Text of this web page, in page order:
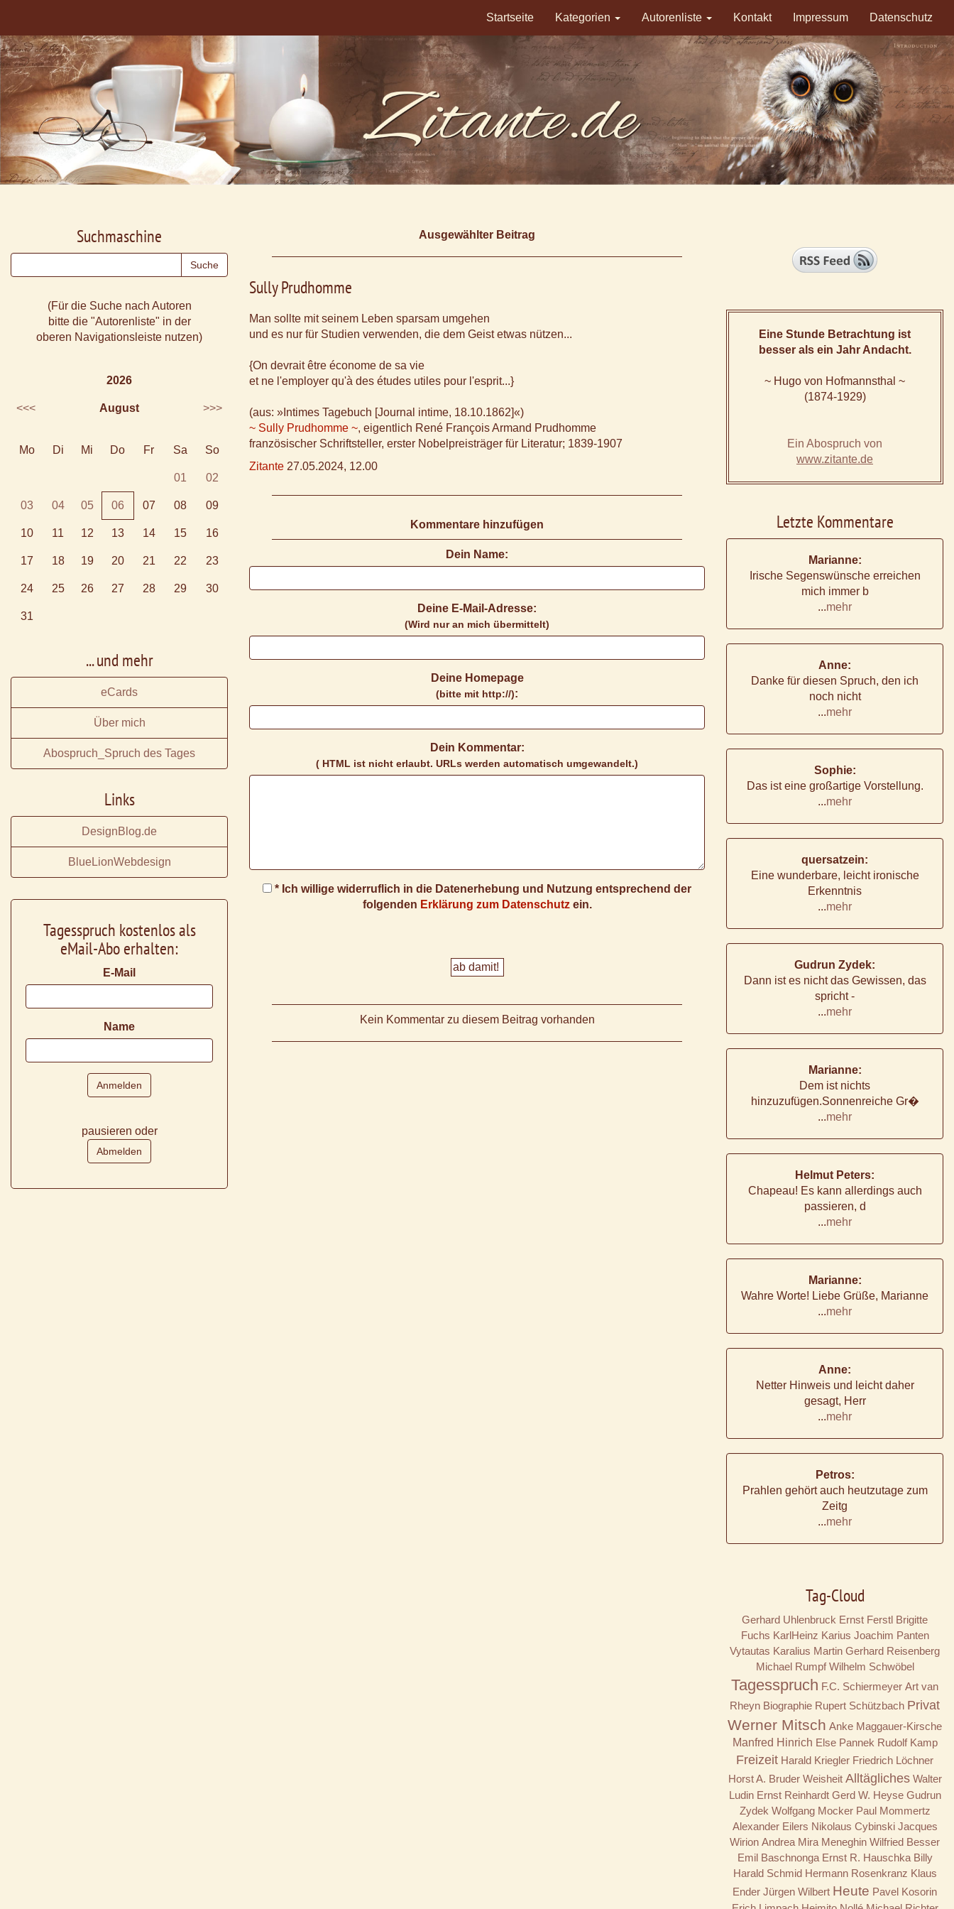
Startseite Kategorien Autorenliste Kontakt Impressum Datenschutz
Ausgewählter Beitrag
Sully Prudhomme
Man sollte mit seinem Leben sparsam umgehen
und es nur für Studien verwenden, die dem Geist etwas nützen...
{On devrait être économe de sa vie
et ne l'employer qu'à des études utiles pour l'esprit...}
(aus: »Intimes Tagebuch [Journal intime, 18.10.1862]«)
~ Sully Prudhomme ~, eigentlich René François Armand Prudhomme
französischer Schriftsteller, erster Nobelpreisträger für Literatur; 1839-1907
Zitante 27.05.2024, 12.00
Kommentare hinzufügen
Dein Name:
Deine E-Mail-Adresse:
(Wird nur an mich übermittelt)
Deine Homepage
(bitte mit http://):
Dein Kommentar:
( HTML ist nicht erlaubt. URLs werden automatisch umgewandelt.)
* Ich willige widerruflich in die Datenerhebung und Nutzung entsprechend der
folgenden Erklärung zum Datenschutzein.
Kein Kommentar zu diesem Beitrag vorhanden
Suchmaschine
(Für die Suche nach Autoren
bitte die "Autorenliste" in der
oberen Navigationsleiste nutzen)
2026
<<< August >>>
Mo Di Mi Do Fr Sa So
01 02
03 04 05 06 07 08 09
10 11 12 13 14 15 16
17 18 19 20 21 22 23
24 25 26 27 28 29 30
31
... und mehr
eCards
Über mich
Abospruch_Spruch des Tages
Links
DesignBlog.de
BlueLionWebdesign
Tagesspruch kostenlos als
eMail-Abo erhalten:
E-Mail
Name
pausieren oder
Eine Stunde Betrachtung ist
besser als ein Jahr Andacht.
~ Hugo von Hofmannsthal ~
(1874-1929)
Ein Abospruch von
www.zitante.de
Letzte Kommentare
Marianne:
Irische Segenswünsche erreichen
mich immer b
...mehr
Anne:
Danke für diesen Spruch, den ich
noch nicht
...mehr
Sophie:
Das ist eine großartige Vorstellung.
...mehr
quersatzein:
Eine wunderbare, leicht ironische
Erkenntnis
...mehr
Gudrun Zydek:
Dann ist es nicht das Gewissen, das
spricht -
...mehr
Marianne:
Dem ist nichts
hinzuzufügen.Sonnenreiche Gr�
...mehr
Helmut Peters:
Chapeau! Es kann allerdings auch
passieren, d
...mehr
Marianne:
Wahre Worte! Liebe Grüße, Marianne
...mehr
Anne:
Netter Hinweis und leicht daher
gesagt, Herr
...mehr
Petros:
Prahlen gehört auch heutzutage zum
Zeitg
...mehr
Tag-Cloud
Gerhard Uhlenbruck Ernst Ferstl Brigitte
Fuchs KarlHeinz Karius Joachim Panten
Vytautas Karalius Martin Gerhard Reisenberg
Michael Rumpf Wilhelm Schwöbel
Tagesspruch F.C. Schiermeyer Art van
Rheyn Biographie Rupert Schützbach Privat
Werner Mitsch Anke Maggauer-Kirsche
Manfred Hinrich Else Pannek Rudolf Kamp
Freizeit Harald Kriegler Friedrich Löchner
Horst A. Bruder Weisheit Alltägliches Walter
Ludin Ernst Reinhardt Gerd W. Heyse Gudrun
Zydek Wolfgang Mocker Paul Mommertz
Alexander Eilers Nikolaus Cybinski Jacques
Wirion Andrea Mira Meneghin Wilfried Besser
Emil Baschnonga Ernst R. Hauschka Billy
Harald Schmid Hermann Rosenkranz Klaus
Ender Jürgen Wilbert Heute Pavel Kosorin